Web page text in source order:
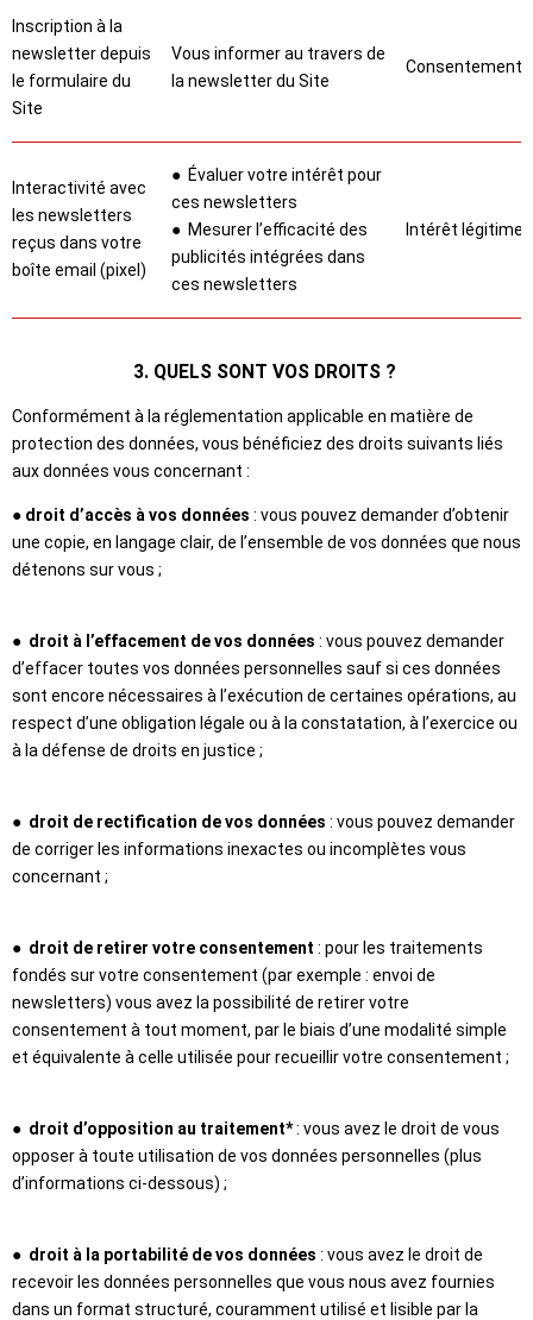
Inscription à la
newsletter depuis
le formulaire du
Site
Vous informer au travers de
la newsletter du Site
Consentement
Interactivité avec
les newsletters
reçus dans votre
boîte email (pixel)
● Évaluer votre intérêt pour
ces newsletters
● Mesurer l’efficacité des
publicités intégrées dans
ces newsletters
Intérêt légitime
3. QUELS SONT VOS DROITS ?
Conformément à la réglementation applicable en matière de
protection des données, vous bénéficiez des droits suivants liés
aux données vous concernant :
● droit d’accès à vos données : vous pouvez demander d’obtenir
une copie, en langage clair, de l’ensemble de vos données que nous
détenons sur vous ;
● droit à l’effacement de vos données : vous pouvez demander
d’effacer toutes vos données personnelles sauf si ces données
sont encore nécessaires à l’exécution de certaines opérations, au
respect d’une obligation légale ou à la constatation, à l’exercice ou
à la défense de droits en justice ;
● droit de rectification de vos données : vous pouvez demander
de corriger les informations inexactes ou incomplètes vous
concernant ;
● droit de retirer votre consentement : pour les traitements
fondés sur votre consentement (par exemple : envoi de
newsletters) vous avez la possibilité de retirer votre
consentement à tout moment, par le biais d’une modalité simple
et équivalente à celle utilisée pour recueillir votre consentement ;
● droit d’opposition au traitement*: vous avez le droit de vous
opposer à toute utilisation de vos données personnelles (plus
d’informations ci-dessous) ;
● droit à la portabilité de vos données : vous avez le droit de
recevoir les données personnelles que vous nous avez fournies
dans un format structuré, couramment utilisé et lisible par la